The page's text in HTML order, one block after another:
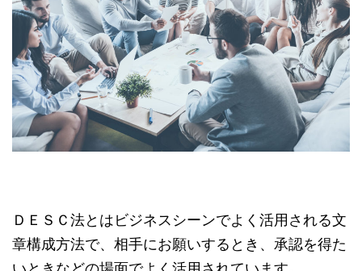
ＤＥＳＣ法とはビジネスシーンでよく活用される文
章構成方法で、相手にお願いするとき、承認を得た